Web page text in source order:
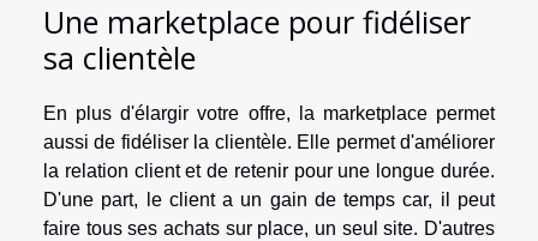
Une marketplace pour fidéliser
sa clientèle
En plus d'élargir votre offre, la marketplace permet
aussi de fidéliser la clientèle. Elle permet d'améliorer
la relation client et de retenir pour une longue durée.
D'une part, le client a un gain de temps car, il peut
faire tous ses achats sur place, un seul site. D'autres